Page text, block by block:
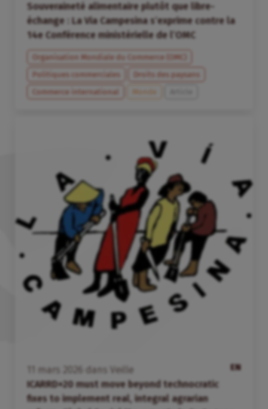
Souveraineté alimentaire plutôt que libre-
échange : La Via Campesina s’exprime contre la
14e Conférence ministérielle de l’OMC
Organisation Mondiale du Commerce (OMC)
Politiques commerciales
Droits des paysans
Commerce international
Monde
EN
mars dans
Veille
ICARRD+20 must move beyond technocratic
fixes to implement real, integral agrarian